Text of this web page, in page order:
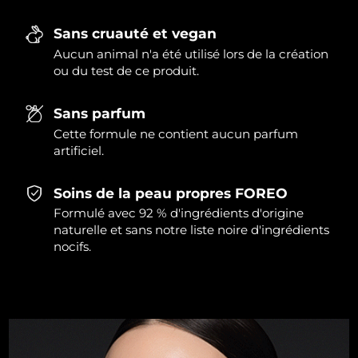
Sans cruauté et vegan
Aucun animal n'a été utilisé lors de la création
ou du test de ce produit.
Sans parfum
Cette formule ne contient aucun parfum
artificiel.
Soins de la peau propres FOREO
Formulé avec 92 % d'ingrédients d'origine
naturelle et sans notre liste noire d'ingrédients
nocifs.
Slovaquie Livraison estimée8/11/26
Afrique du Sud
Espagne Livraison estimée
Suède Livraison estimée8/11/26
Livraison estimée